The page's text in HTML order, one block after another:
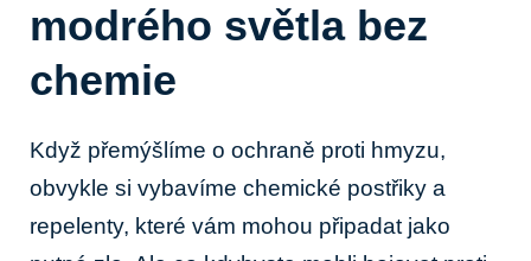
modrého světla bez
chemie
Když přemýšlíme o ochraně proti hmyzu,
obvykle si vybavíme chemické postřiky a
repelenty, které vám mohou připadat jako